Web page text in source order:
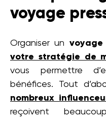
voyage
Organiser un voyage
votre stratégie de
vous permettre
bénéfices. Tout
nombreux
reçoivent